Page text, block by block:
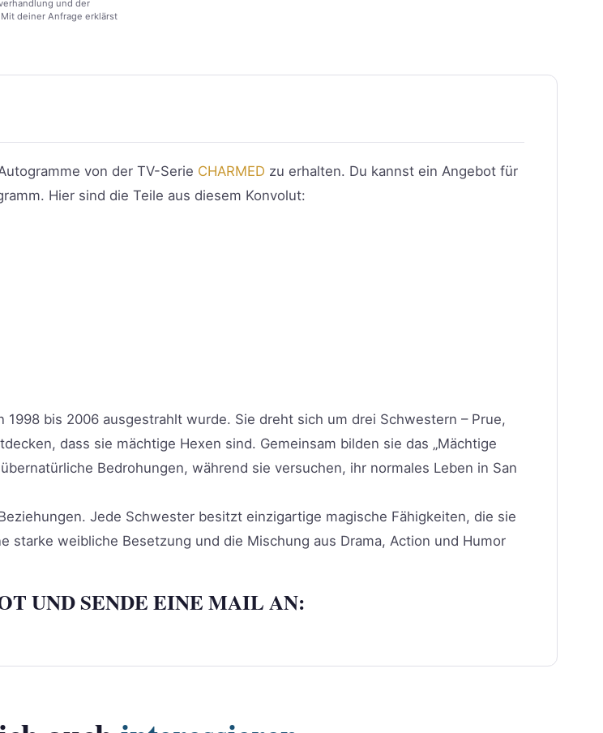
und der
Mit deiner Anfrage erklärst
von der TV-Serie CHARMED zu erhalten. Du kannst ein Angebot für
Hier sind die Teile aus diesem Konvolut:
1998 bis 2006 ausgestrahlt wurde. Sie dreht sich um drei Schwestern – Prue,
dass sie mächtige Hexen sind. Gemeinsam bilden sie das „Mächtige
Bedrohungen, während sie versuchen, ihr normales Leben in San
Jede Schwester besitzt einzigartige magische Fähigkeiten, die sie
starke weibliche Besetzung und die Mischung aus Drama, Action und Humor
UND SENDE EINE MAIL AN: